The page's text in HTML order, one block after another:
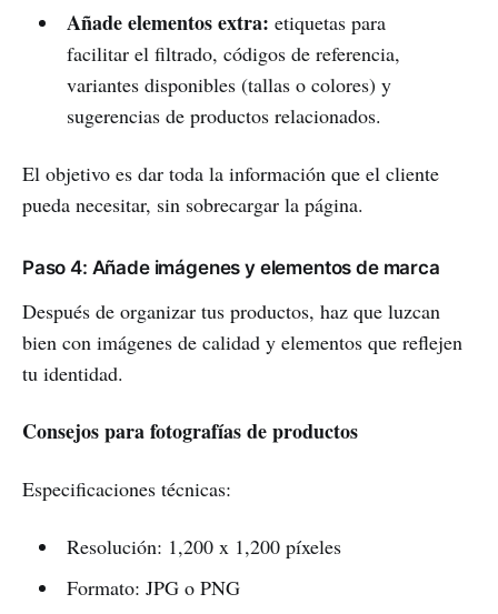
Añade elementos extra: etiquetas para
facilitar el filtrado, códigos de referencia,
variantes disponibles (tallas o colores) y
sugerencias de productos relacionados.
El objetivo es dar toda la información que el cliente
pueda necesitar, sin sobrecargar la página.
Paso 4: Añade imágenes y elementos de marca
Después de organizar tus productos, haz que luzcan
bien con imágenes de calidad y elementos que reflejen
tu identidad.
Consejos para fotografías de productos
Especificaciones técnicas:
Resolución: 1,200 x 1,200 píxeles
Formato: JPG o PNG